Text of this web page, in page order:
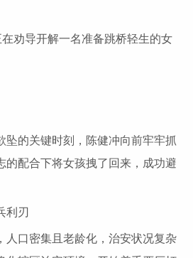
在劝导开解一名准备跳桥轻生的女
坠的关键时刻，陈健冲向前牢牢抓
的配合下将女孩拽了回来，成功避
利刃
人口密集且老龄化，治安状况复杂